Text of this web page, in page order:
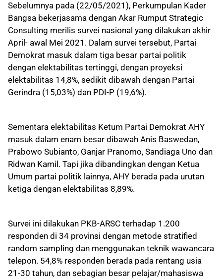
Sebelumnya pada (22/05/2021), Perkumpulan Kader
Bangsa bekerjasama dengan Akar Rumput Strategic
Consulting merilis survei nasional yang dilakukan akhir
April- awal Mei 2021. Dalam survei tersebut, Partai
Demokrat masuk dalam tiga besar partai politik
dengan elektabilitas tertinggi, dengan proyeksi
elektabilitas 14,8%, sedikit dibawah dengan Partai
Gerindra (15,03%) dan PDI-P (19,6%).
Sementara elektabilitas Ketum Partai Demokrat AHY
masuk dalam enam besar dibawah Anis Baswedan,
Prabowo Subianto, Ganjar Pranomo, Sandiaga Uno dan
Ridwan Kamil. Tapi jika dibandingkan dengan Ketua
Umum partai politik lainnya, AHY berada pada urutan
ketiga dengan elektabilitas 8,89%.
Survei ini dilakukan PKB-ARSC terhadap 1.200
responden di 34 provinsi dengan metode stratified
random sampling dan menggunakan teknik wawancara
telepon. 54,8% responden berada pada rentang usia
21-30 tahun, dan sebagian besar pelajar/mahasiswa